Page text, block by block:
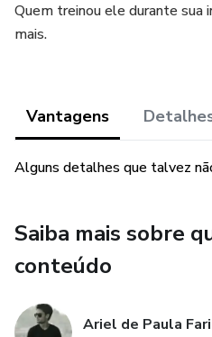
Quem treinou ele durante sua
mais.
Vantagens
Alguns detalhes que talvez
Saiba mais sobre
conteúdo
Ariel de Paula